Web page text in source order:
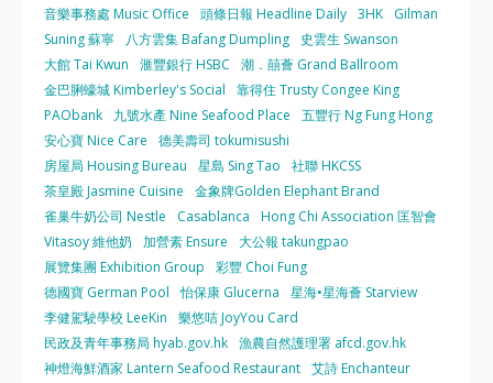
音樂事務處 Music Office
頭條日報 Headline Daily 3HK
Gilman
Suning 蘇寧
八方雲集 Bafang Dumpling
史雲生 Swanson
大館 Tai Kwun
滙豐銀行 HSBC
潮．囍薈 Grand Ballroom
金巴脷蠔城 Kimberley's Social
靠得住 Trusty Congee King
PAObank
九號水產 Nine Seafood Place
五豐行 Ng Fung Hong
安心寶 Nice Care
德美壽司 tokumisushi
房屋局 Housing Bureau
星島 Sing Tao
社聯 HKCSS
茶皇殿 Jasmine Cuisine
金象牌Golden Elephant Brand
雀巢牛奶公司 Nestle
Casablanca
Hong Chi Association 匡智會
Vitasoy 維他奶
加營素 Ensure
大公報 takungpao
展覽集團 Exhibition Group
彩豐 Choi Fung
德國寶 German Pool
怡保康 Glucerna
星海•星海薈 Starview
李健駕駛學校 LeeKin
樂悠咭 JoyYou Card
民政及青年事務局 hyab.gov.hk 漁農自然護理署 afcd.gov.hk
神燈海鮮酒家 Lantern Seafood Restaurant 艾詩 Enchanteur